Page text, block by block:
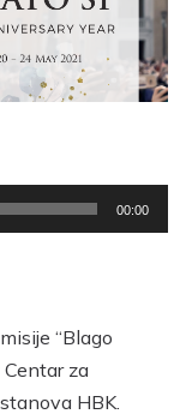
00:00
“Blago
za
HBK.